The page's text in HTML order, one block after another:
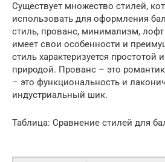
Существует множество стилей,
использовать для оформления
стиль, прованс, минимализм,
имеет свои особенности и
стиль характеризуется простотой
природой. Прованс – это
– это функциональность и
индустриальный шик.
Таблица: Сравнение стилей для